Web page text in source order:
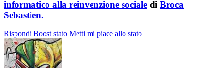
informatico alla reinvenzione sociale di Broca
Sebastien.
Rispondi Boost stato Metti mi piace allo stato